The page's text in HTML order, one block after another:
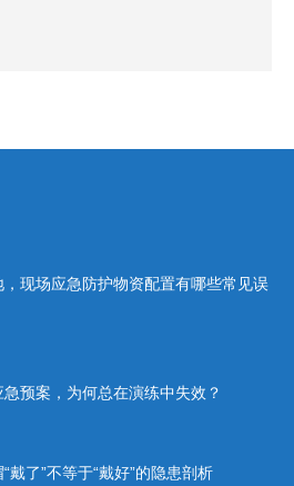
现场应急防护物资配置有哪些常见误
预案，为何总在演练中失效？
戴了”不等于“戴好”的隐患剖析